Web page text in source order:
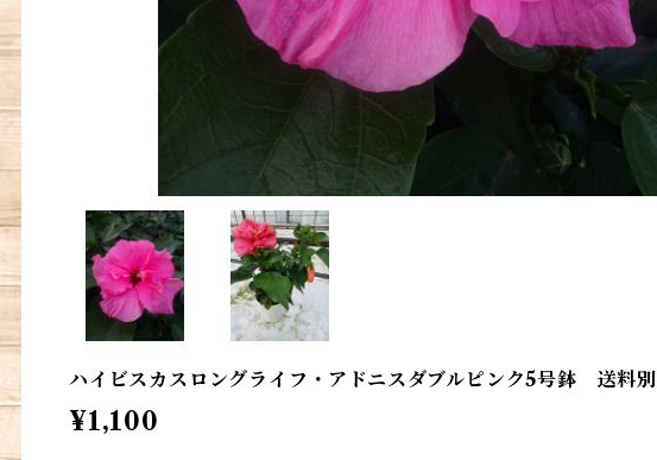
ハイビスカスロングライフ・アドニスダブルピンク5号鉢 送料別
¥1,100